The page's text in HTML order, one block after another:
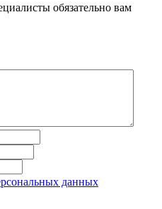
обязательно вам
данных